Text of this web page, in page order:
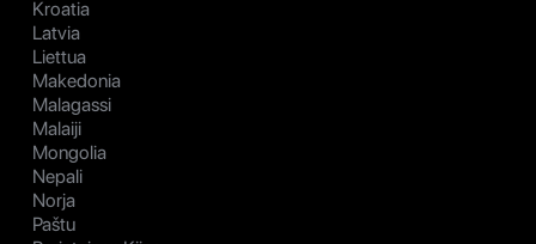
Kroatia
Latvia
Liettua
Makedonia
Malagassi
Malaiji
Mongolia
Nepali
Norja
Paštu